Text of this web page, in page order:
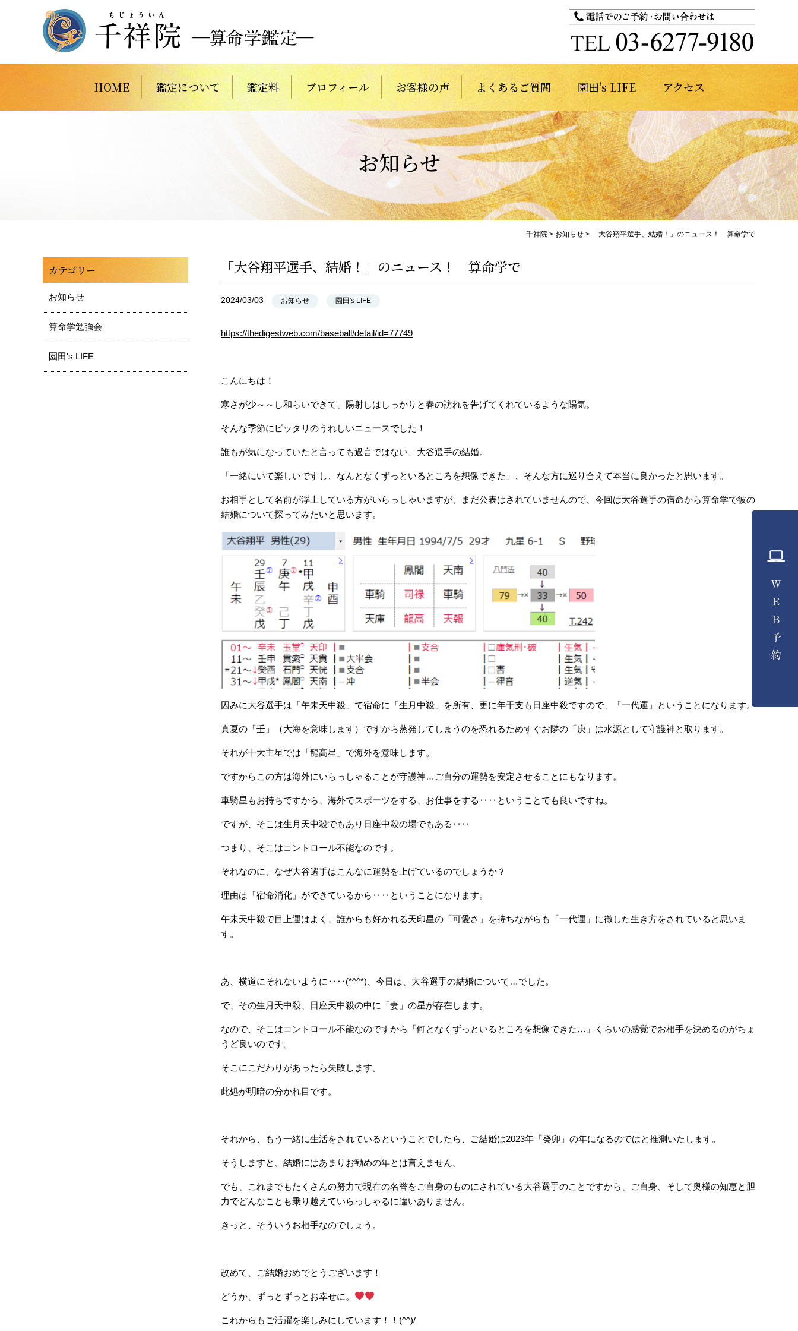
HOME 鑑定について 鑑定料 プロフィール お客様の声 よくあるご質問 園田's LIFE アクセス
お知らせ
千祥院 > お知らせ > 「大谷翔平選手、結婚！」のニュース！ 算命学で
「大谷翔平選手、結婚！」のニュース！ 算命学で
2024/03/03 お知らせ 園田's LIFE
https://thedigestweb.com/baseball/detail/id=77749
こんにちは！
寒さが少～～し和らいできて、陽射しはしっかりと春の訪れを告げてくれているような陽気。
そんな季節にピッタリのうれしいニュースでした！
誰もが気になっていたと言っても過言ではない、大谷選手の結婚。
「一緒にいて楽しいですし、なんとなくずっといるところを想像できた」、そんな方に巡り合えて本当に良かったと思います。
お相手として名前が浮上している方がいらっしゃいますが、まだ公表はされていませんので、今回は大谷選手の宿命から算命学で彼の
結婚について探ってみたいと思います。
因みに大谷選手は「午未天中殺」で宿命に「生月中殺」を所有、更に年干支も日座中殺ですので、「一代運」ということになります。
真夏の「壬」（大海を意味します）ですから蒸発してしまうのを恐れるためすぐお隣の「庚」は水源として守護神と取ります。
それが十大主星では「龍高星」で海外を意味します。
ですからこの方は海外にいらっしゃることが守護神…ご自分の運勢を安定させることにもなります。
車騎星もお持ちですから、海外でスポーツをする、お仕事をする‥‥ということでも良いですね。
ですが、そこは生月天中殺でもあり日座中殺の場でもある‥‥
つまり、そこはコントロール不能なのです。
それなのに、なぜ大谷選手はこんなに運勢を上げているのでしょうか？
理由は「宿命消化」ができているから‥‥ということになります。
午未天中殺で目上運はよく、誰からも好かれる天印星の「可愛さ」を持ちながらも「一代運」に徹した生き方をされていると思いま
す。
あ、横道にそれないように‥‥(*^^*)、今日は、大谷選手の結婚について…でした。
で、その生月天中殺、日座天中殺の中に「妻」の星が存在します。
なので、そこはコントロール不能なのですから「何となくずっといるところを想像できた…」くらいの感覚でお相手を決めるのがちょ
うど良いのです。
そこにこだわりがあったら失敗します。
此処が明暗の分かれ目です。
それから、もう一緒に生活をされているということでしたら、ご結婚は2023年「癸卯」の年になるのではと推測いたします。
そうしますと、結婚にはあまりお勧めの年とは言えません。
でも、これまでもたくさんの努力で現在の名誉をご自身のものにされている大谷選手のことですから、ご自身、そして奥様の知恵と胆
力でどんなことも乗り越えていらっしゃるに違いありません。
きっと、そういうお相手なのでしょう。
改めて、ご結婚おめでとうございます！
どうか、ずっとずっとお幸せに。
これからもご活躍を楽しみにしています！！(^^)/
カテゴリー
お知らせ
算命学勉強会
園田's LIFE